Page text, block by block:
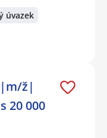
úvazek
ž|
20 000